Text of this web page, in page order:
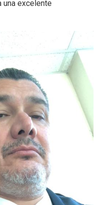
una excelente